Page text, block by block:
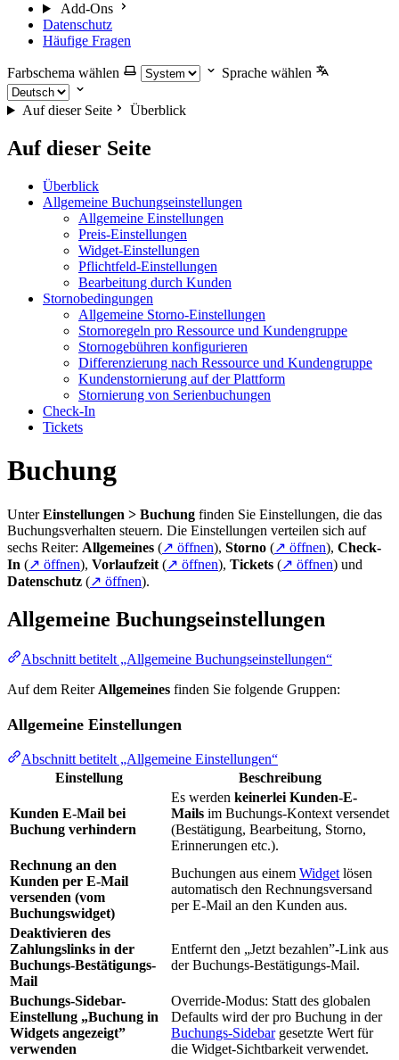
Add-Ons
Datenschutz
Häufige Fragen
Farbschema wählen Sprache wählen
Auf dieser Seite Überblick
Auf dieser Seite
Überblick
Allgemeine Buchungseinstellungen
Allgemeine Einstellungen
Preis-Einstellungen
Widget-Einstellungen
Pflichtfeld-Einstellungen
Bearbeitung durch Kunden
Stornobedingungen
Allgemeine Storno-Einstellungen
Stornoregeln pro Ressource und Kundengruppe
Stornogebühren konfigurieren
Differenzierung nach Ressource und Kundengruppe
Kundenstornierung auf der Plattform
Stornierung von Serienbuchungen
Check-In
Tickets
Buchung
UnterEinstellungen > Buchung finden Sie Einstellungen, die das
Buchungsverhalten steuern. Die Einstellungen verteilen sich auf
sechs Reiter: Allgemeines (↗ öffnen), Storno (↗ öffnen), Check-
In (↗ öffnen), Vorlaufzeit (↗ öffnen), Tickets (↗ öffnen) und
Datenschutz (↗ öffnen).
Allgemeine Buchungseinstellungen
Abschnitt betitelt „Allgemeine Buchungseinstellungen“
Auf dem Reiter Allgemeines finden Sie folgende Gruppen:
Allgemeine Einstellungen
Abschnitt betitelt „Allgemeine Einstellungen“
Einstellung
Beschreibung
Kunden E-Mail bei
Buchung verhindern
Es werden keinerlei Kunden-E-
Mails im Buchungs-Kontext versendet
(Bestätigung, Bearbeitung, Storno,
Erinnerungen etc.).
Rechnung an den
Kunden per E-Mail
versenden (vom
Buchungswidget)
Buchungen aus einem Widget lösen
automatisch den Rechnungsversand
per E-Mail an den Kunden aus.
Deaktivieren des
Zahlungslinks in der
Buchungs-Bestätigungs-
Mail
Entfernt den „Jetzt bezahlen”-Link aus
der Buchungs-Bestätigungs-Mail.
Buchungs-Sidebar-
Einstellung „Buchung in
Widgets angezeigt”
verwenden
Override-Modus: Statt des globalen
Defaults wird der pro Buchung in der
Buchungs-Sidebargesetzte Wert für
die Widget-Sichtbarkeit verwendet.